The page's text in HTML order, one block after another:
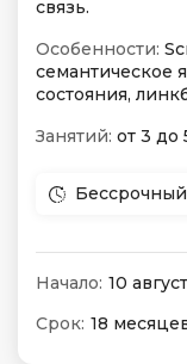
связь.
Особенности:
семантическое
состояния,
Занятий: от 3 до
Начало: 10
Срок: 18